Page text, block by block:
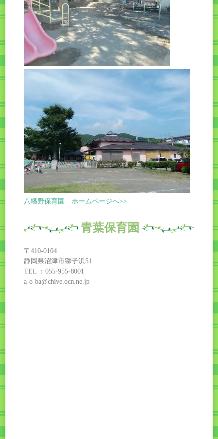
八幡野保育園 ホームページへ>>
青葉保育園
〒410-0104
静岡県沼津市獅子浜51
TEL ：055-955-8001
a-o-ba@chive.ocn.ne.jp